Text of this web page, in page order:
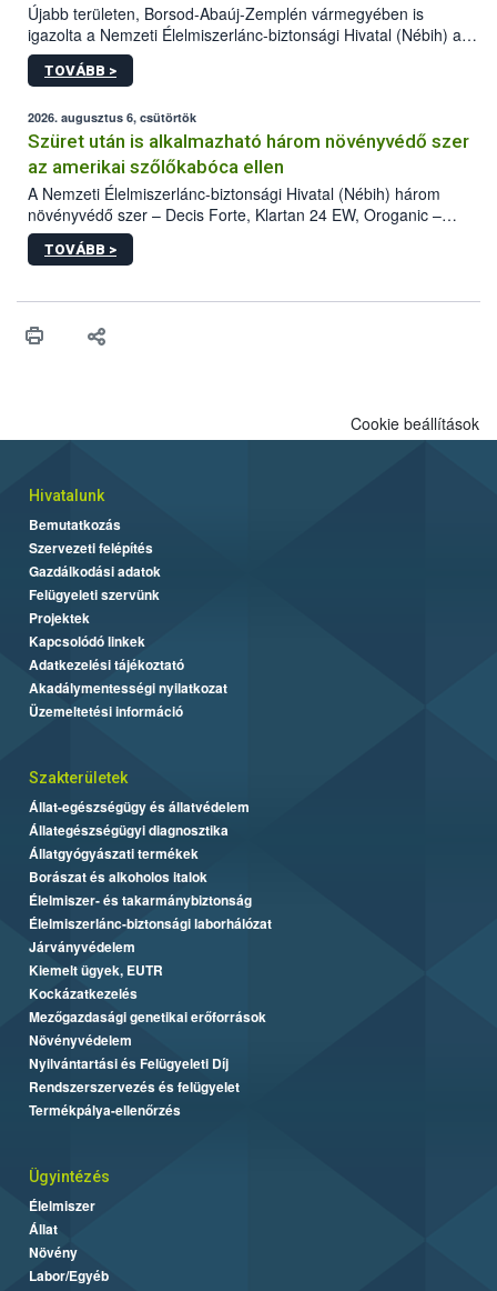
Újabb területen, Borsod-Abaúj-Zemplén vármegyében is
igazolta a Nemzeti Élelmiszerlánc-biztonsági Hivatal (Nébih) a
kőrisrontó karcsúdíszbogár (Agrilus planipennis) jelenlétét. A
kártevőt nem csak színcsapdában találták meg, de már fertőzött
az intenzív felderítést, emellett az intézkedéseket a szlovák
hatósággal is összehangolják a terjedés megállítása érdekében.
TOVÁBB >
2026. augusztus 6, csütörtök
Szüret után is alkalmazható három növényvédő szer
az amerikai szőlőkabóca ellen
A Nemzeti Élelmiszerlánc-biztonsági Hivatal (Nébih) három
növényvédő szer – Decis Forte, Klartan 24 EW, Oroganic –
engedélyokiratát módosította, így azok a szüretet követően,
egészen a vesszőérettség (BBCH 91) stádiumáig
érésű szőlőkben is legyen lehetőség a károsító elleni további
felhasználók számára is elérhető és ökológiai termesztésben is
TOVÁBB >
Cookie beállítások
Hivatalunk
Bemutatkozás
Szervezeti felépítés
Gazdálkodási adatok
Felügyeleti szervünk
Projektek
Kapcsolódó linkek
Adatkezelési tájékoztató
Akadálymentességi nyilatkozat
Üzemeltetési információ
Szakterületek
Állat-egészségügy és állatvédelem
Állategészségügyi diagnosztika
Állatgyógyászati termékek
Borászat és alkoholos italok
Élelmiszer- és takarmánybiztonság
Élelmiszerlánc-biztonsági laborhálózat
Járványvédelem
Kiemelt ügyek, EUTR
Kockázatkezelés
Mezőgazdasági genetikai erőforrások
Növényvédelem
Nyilvántartási és Felügyeleti Díj
Rendszerszervezés és felügyelet
Termékpálya-ellenőrzés
Ügyintézés
Élelmiszer
Állat
Növény
Labor/Egyéb